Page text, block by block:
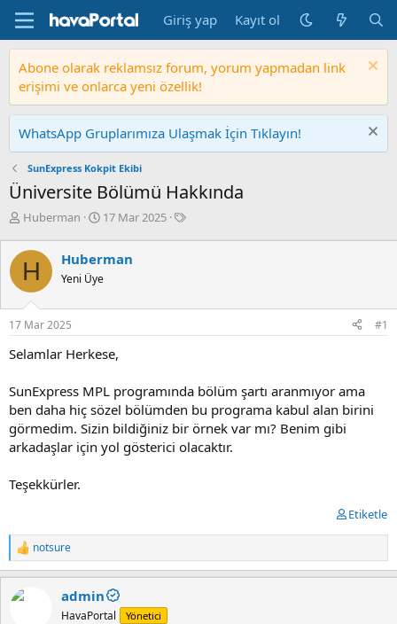
Giriş yap Kayıt ol
Abone olarak reklamsız forum, yorum yapmadan link
erişimi ve onlarca yeni özellik!
WhatsApp Gruplarımıza Ulaşmak İçin Tıklayın!
SunExpress Kokpit Ekibi
Üniversite Bölümü Hakkında
K
n
b
u
y
u
b
ş
a
t
a
n
Huberman
B
l
a
g
t
r
i
h
17 Mar 2025
E
l
H Huberman
Yeni Üye
17 Mar 2025 #1
Selamlar Herkese,
SunExpress MPL programında bölüm şartı aranmıyor ama
ben daha hiç sözel bölümden bu programa kabul alan birini
görmedim. Sizin bildiğiniz bir örnek var mı? Benim gibi
arkadaşlar için yol gösterici olacaktır.
Teşekkürler.
Etiketle
T
e
p
k
notsure
admin
HavaPortal Yönetici